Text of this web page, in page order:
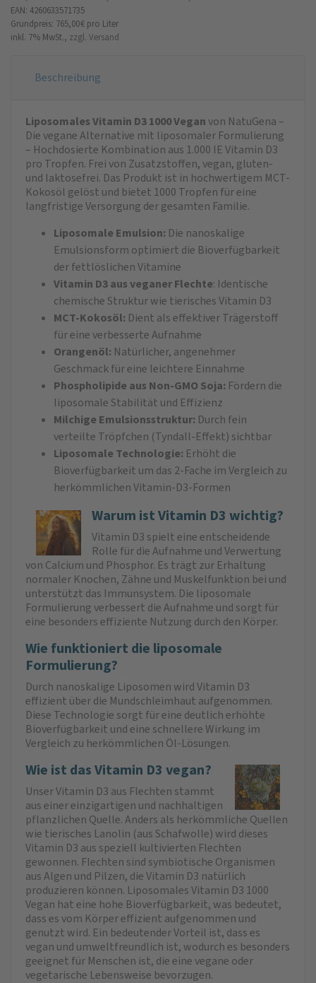
EAN: 4260633571735
Grundpreis: 765,00 € pro Liter
inkl. 7% MwSt., zzgl. Versand
Beschreibung
Liposomales Vitamin D3 1000 Veganvon NatuGena –
Die vegane Alternative mit liposomaler Formulierung
– Hochdosierte Kombination aus 1.000 IE Vitamin D3
pro Tropfen. Frei von Zusatzstoffen, vegan, gluten-
und laktosefrei. Das Produkt ist in hochwertigem MCT-
Kokosöl gelöst und bietet 1000 Tropfen für eine
langfristige Versorgung der gesamten Familie.
Liposomale Emulsion: Die nanoskalige
Emulsionsform optimiert die Bioverfügbarkeit
der fettlöslichen Vitamine
Vitamin D3 aus veganer Flechte: Identische
chemische Struktur wie tierisches Vitamin D3
MCT-Kokosöl: Dient als effektiver Trägerstoff
für eine verbesserte Aufnahme
Orangenöl: Natürlicher, angenehmer
Geschmack für eine leichtere Einnahme
Phospholipide aus Non-GMO Soja: Fördern die
liposomale Stabilität und Effizienz
Milchige Emulsionsstruktur: Durch fein
verteilte Tröpfchen (Tyndall-Effekt) sichtbar
Liposomale Technologie: Erhöht die
Bioverfügbarkeit um das 2‑Fache im Vergleich zu
herkömmlichen Vitamin-D3-Formen
Warum ist Vitamin D3 wichtig?
Vitamin D3 spielt eine entscheidende
Rolle für die Aufnahme und Verwertung
von Calcium und Phosphor. Es trägt zur Erhaltung
normaler Knochen, Zähne und Muskelfunktion bei und
unterstützt das Immunsystem. Die liposomale
Formulierung verbessert die Aufnahme und sorgt für
eine besonders effiziente Nutzung durch den Körper.
Wie funktioniert die liposomale
Formulierung?
Durch nanoskalige Liposomen wird Vitamin D3
effizient über die Mundschleimhaut aufgenommen.
Diese Technologie sorgt für eine deutlich erhöhte
Bioverfügbarkeit und eine schnellere Wirkung im
Vergleich zu herkömmlichen Öl-Lösungen.
Wie ist das Vitamin D3 vegan?
Unser Vitamin D3 aus Flechten stammt
aus einer einzigartigen und nachhaltigen
pflanzlichen Quelle. Anders als herkömmliche Quellen
wie tierisches Lanolin (aus Schafwolle) wird dieses
Vitamin D3 aus speziell kultivierten Flechten
gewonnen. Flechten sind symbiotische Organismen
aus Algen und Pilzen, die Vitamin D3 natürlich
produzieren können. Liposomales Vitamin D3 1000
Vegan hat eine hohe Bioverfügbarkeit, was bedeutet,
dass es vom Körper effizient aufgenommen und
genutzt wird. Ein bedeutender Vorteil ist, dass es
vegan und umweltfreundlich ist, wodurch es besonders
geeignet für Menschen ist, die eine vegane oder
vegetarische Lebensweise bevorzugen.